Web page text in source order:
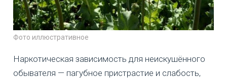
Фото иллюстративное
Наркотическая зависимость для неискушённого
обывателя — пагубное пристрастие и слабость,